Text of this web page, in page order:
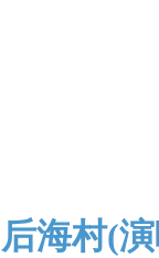
海村(